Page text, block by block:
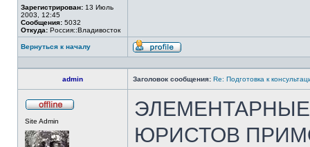
Зарегистрирован: 13 Июль
2003, 12:45
Сообщения: 5032
Откуда: Россия::Владивосток
Вернуться к началу
Профиль
admin Заголовок сообщения: Re: Подготовка к
Site Admin
ЮРИСТОВ